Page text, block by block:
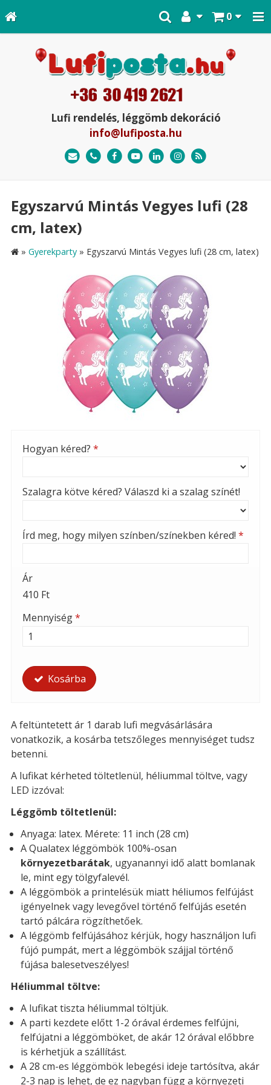
0
Lufi rendelés, léggömb dekoráció
info@lufiposta.hu
Egyszarvú Mintás Vegyes lufi (28
cm, latex)
» Gyerekparty » Egyszarvú Mintás Vegyes lufi (28 cm, latex)
Hogyan kéred? *
Szalagra kötve kéred? Válaszd ki a szalag színét!
Írd meg, hogy milyen színben/színekben kéred! *
Ár
410 Ft
Mennyiség*
Kosárba
A feltüntetett ár 1 darab lufi megvásárlására
vonatkozik, a kosárba tetszőleges mennyiséget tudsz
betenni.
A lufikat kérheted töltetlenül, héliummal töltve, vagy
LED izzóval:
Léggömb töltetlenül:
Anyaga: latex. Mérete: 11 inch (28 cm)
A Qualatex léggömbök 100%-osan
környezetbarátak, ugyanannyi idő alatt bomlanak
le, mint egy tölgyfalevél.
A léggömbök a printelésük miatt héliumos felfújást
igényelnek vagy levegővel történő felfújás esetén
tartó pálcára rögzíthetőek.
A léggömb felfújásához kérjük, hogy használjon lufi
fújó pumpát, mert a léggömbök szájjal történő
fújása balesetveszélyes!
Héliummal töltve:
A lufikat tiszta héliummal töltjük.
A parti kezdete előtt 1-2 órával érdemes felfújni,
felfújatni a léggömböket, de akár 12 órával előbbre
is kérhetjük a szállítást.
A 28 cm-es léggömbök lebegési ideje tartósítva, akár
2-3 nap is lehet, de ez nagyban függ a környezeti